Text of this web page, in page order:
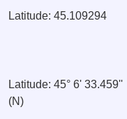
Latitude: 45.109294
Latitude: 45° 6' 33.459''
(N)